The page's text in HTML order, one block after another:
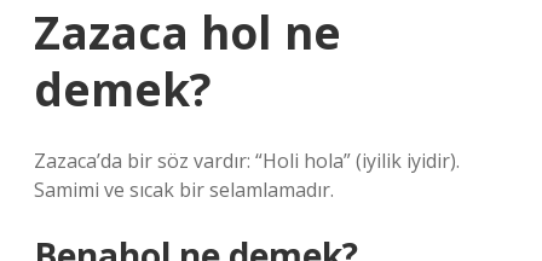
Zazaca hol ne
demek?
Zazaca’da bir söz vardır: “Holi hola” (iyilik iyidir).
Samimi ve sıcak bir selamlamadır.